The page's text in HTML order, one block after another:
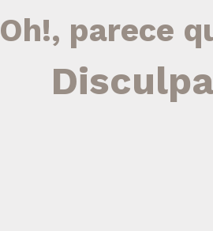
Oh!, parece